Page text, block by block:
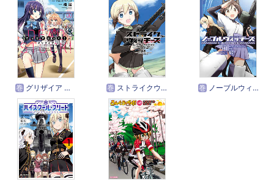
巻 グリザイア クロノスリベリオン でっどすとっく！ 巻 ストライクウィッチーズ エーリカ・ハルトマン1941 巻ノーブルウィッチーズ 第506統合戦闘航空団